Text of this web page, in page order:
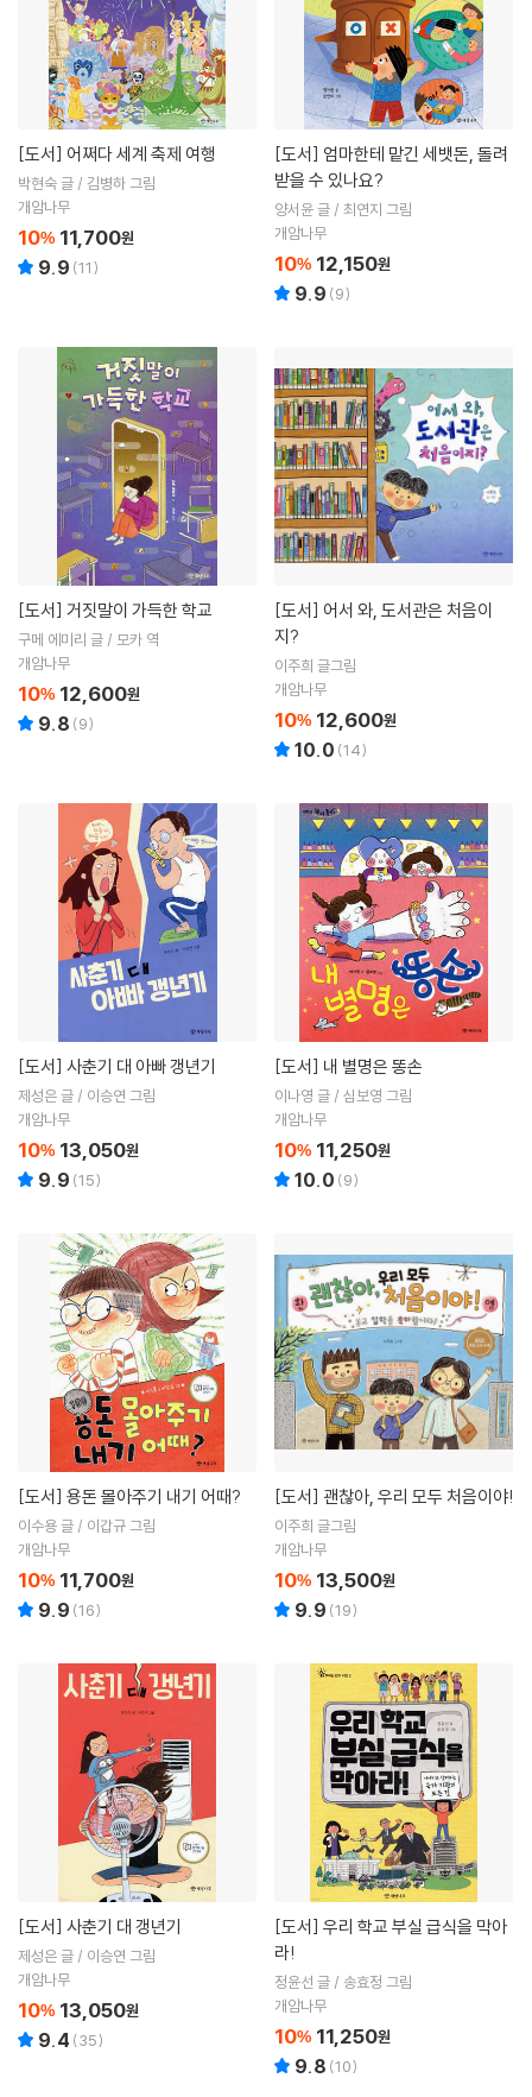
[도서] 어쩌다 세계 축제 여행
박현숙 글 / 김병하 그림
개암나무
10% 11,700원
9.9 (11)
[도서]
받을 수 있나요?
양서윤 글 / 최연지 그림
개암나무
10% 12,150원
9.9 (9)
[도서] 거짓말이 가득한 학교
구메 에미리 글 / 모카 역
개암나무
10% 12,600원
9.8 (9)
[도서]
지?
이주희 글그림
개암나무
10% 12,600원
10.0 (14)
[도서] 사춘기 대 아빠 갱년기
제성은 글 / 이승연 그림
개암나무
10% 13,050원
9.9 (15)
[도서] 내 별명은 똥손
이나영 글 / 심보영 그림
개암나무
10% 11,250원
10.0 (9)
[도서] 용돈 몰아주기 내기 어때?
이수용 글 / 이갑규 그림
개암나무
10% 11,700원
9.9 (16)
[도서] 괜찮아, 우리 모두 처음이야!
이주희 글그림
개암나무
10% 13,500원
9.9 (19)
[도서] 사춘기 대 갱년기
제성은 글 / 이승연 그림
개암나무
10% 13,050원
9.4 (35)
[도서]
라!
정윤선 글 / 송효정 그림
개암나무
10% 11,250원
9.8 (10)